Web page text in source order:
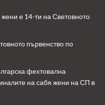
е 14-ти на Световното
първенство по
фехтовална
на сабя жени на СП в